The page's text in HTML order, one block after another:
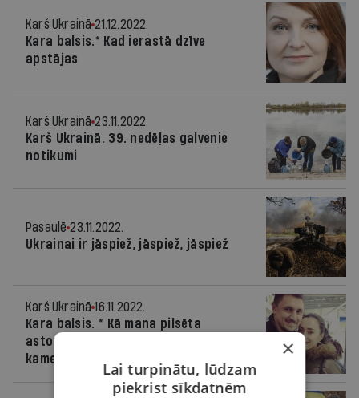
Karš Ukrainā 21.12.2022.
Kara balsis.* Kad ierastā dzīve
apstājas
Karš Ukrainā 23.11.2022.
Karš Ukrainā. 39. nedēļas galvenie
notikumi
Pasaulē 23.11.2022.
Ukrainai ir jāspiež, jāspiež, jāspiež
Karš Ukrainā 16.11.2022.
Kara balsis. * Kā mana pilsēta
astoņus mēnešus bija spīdzināšanas
kamera
×
Lai turpinātu, lūdzam
piekrist sīkdatnēm